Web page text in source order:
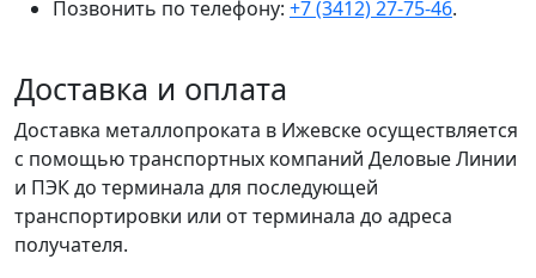
Позвонить по телефону: +7 (3412) 27-75-46.
Доставка и оплата
Доставка металлопроката в Ижевске осуществляется
с помощью транспортных компаний Деловые Линии
и ПЭК до терминала для последующей
транспортировки или от терминала до адреса
получателя.